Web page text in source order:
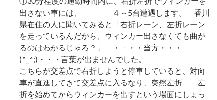
出さない車には、 ４～5台遭遇します。 香川
県在住の人に聞いてみると「右折レーン、左折レーン
を走っているんだから、ウィンカー出さなくても曲が
るのはわかるじゃろ？」 ・・・・当方・・・
(^_^;)・・・言葉が出ませんでした。
こちらが交差点で右折しようと停車していると、対向
車が直進してきて交差点に入るなり、突然左折！ 左
折を始めてからウィンカーを出すという場面にしょっ